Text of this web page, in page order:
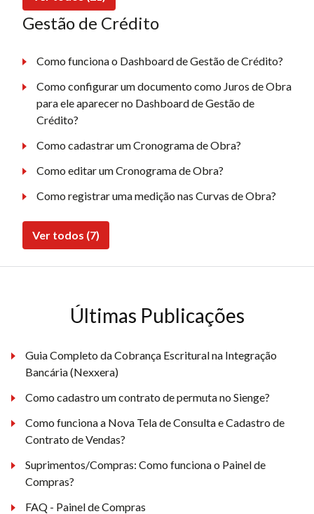
Gestão de Crédito
Como funciona o Dashboard de Gestão de Crédito?
Como configurar um documento como Juros de Obra
para ele aparecer no Dashboard de Gestão de
Crédito?
Como cadastrar um Cronograma de Obra?
Como editar um Cronograma de Obra?
Como registrar uma medição nas Curvas de Obra?
Ver todos (7)
Últimas Publicações
Guia Completo da Cobrança Escritural na Integração
Bancária (Nexxera)
Como cadastro um contrato de permuta no Sienge?
Como funciona a Nova Tela de Consulta e Cadastro de
Contrato de Vendas?
Suprimentos/Compras: Como funciona o Painel de
Compras?
FAQ - Painel de Compras